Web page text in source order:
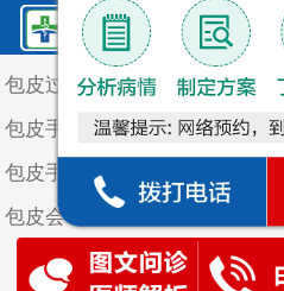
鲤泉·最新文章
包皮过长做手术对身体有哪些好处？
包皮手术后如何护理才能减轻水肿症状？
包皮会带来那些问题呢？
包皮过长引起早泄？